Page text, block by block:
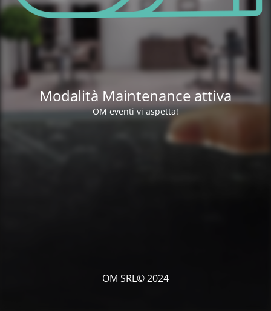
Modalità Maintenance attiva
OM eventi vi aspetta!
OM SRL© 2024